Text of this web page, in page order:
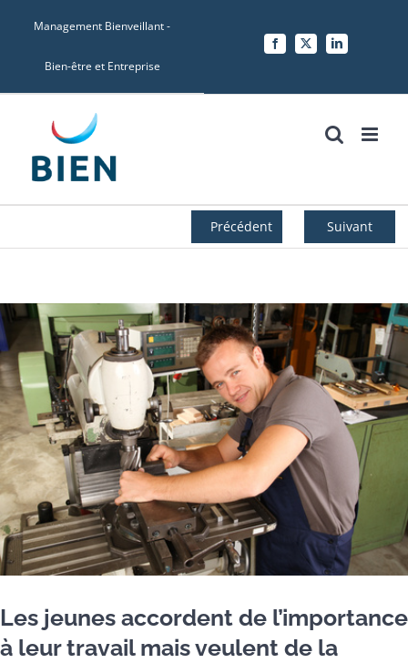
Management Bienveillant -
Bien-être et Entreprise
Facebook
X LinkedIn
Précédent Suivant
Voir
l'image
agrandie
Les jeunes accordent de l’importance
à leur travail mais veulent de la